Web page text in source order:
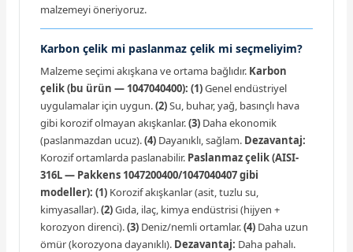
malzemeyi öneriyoruz.
Karbon çelik mi paslanmaz çelik mi seçmeliyim?
Malzeme seçimi akışkana ve ortama bağlıdır. Karbon
çelik (bu ürün — 1047040400): (1)Genel endüstriyel
uygulamalar için uygun.(2)Su, buhar, yağ, basınçlı hava
gibi korozif olmayan akışkanlar.(3) Daha ekonomik
(paslanmazdan ucuz).(4) Dayanıklı, sağlam. Dezavantaj:
Korozif ortamlarda paslanabilir. Paslanmaz çelik (AISI-
316L — Pakkens 1047200400/1047040407 gibi
modeller): (1) Korozif akışkanlar (asit, tuzlu su,
kimyasallar).(2)Gıda, ilaç, kimya endüstrisi (hijyen +
korozyon direnci).(3) Deniz/nemli ortamlar.(4) Daha uzun
ömür (korozyona dayanıklı). Dezavantaj: Daha pahalı.